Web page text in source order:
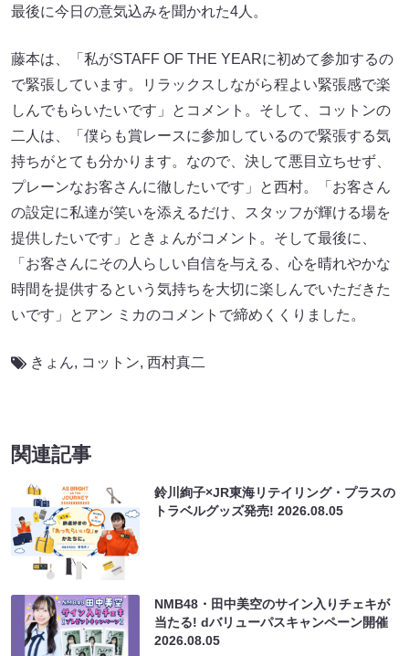
最後に今日の意気込みを聞かれた4人。
藤本は、「私がSTAFF OF THE YEARに初めて参加するの
で緊張しています。リラックスしながら程よい緊張感で楽
しんでもらいたいです」とコメント。そして、コットンの
二人は、「僕らも賞レースに参加しているので緊張する気
持ちがとても分かります。なので、決して悪目立ちせず、
プレーンなお客さんに徹したいです」と西村。「お客さん
の設定に私達が笑いを添えるだけ、スタッフが輝ける場を
提供したいです」ときょんがコメント。そして最後に、
「お客さんにその人らしい自信を与える、心を晴れやかな
時間を提供するという気持ちを大切に楽しんでいただきた
いです」とアン ミカのコメントで締めくくりました。
きょん, コットン, 西村真二
関連記事
鈴川絢子×JR東海リテイリング・プラスの
トラベルグッズ発売!2026.08.05
NMB48・田中美空のサイン入りチェキが
当たる! dバリューパスキャンペーン開催
2026.08.05